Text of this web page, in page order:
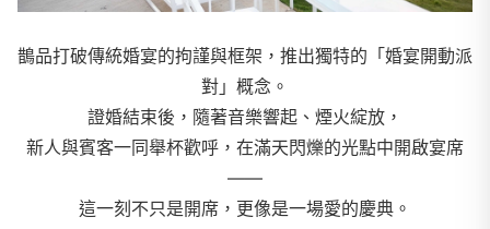
鵲品打破傳統婚宴的拘謹與框架，推出獨特的「婚宴開動派
對」概念。
證婚結束後，隨著音樂響起、煙火綻放，
新人與賓客一同舉杯歡呼，在滿天閃爍的光點中開啟宴席
——
這一刻不只是開席，更像是一場愛的慶典。